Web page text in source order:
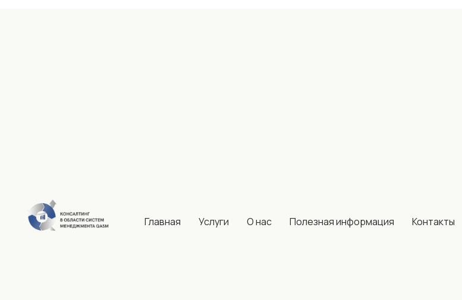
Главная Услуги О нас Полезная информация Контакты